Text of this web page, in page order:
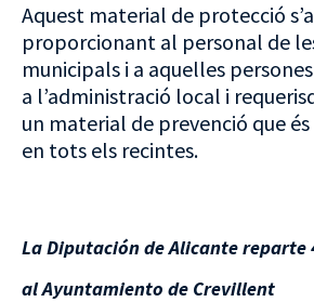
Aquest material de protecció
proporcionant al personal de
municipals i a aquelles
a l’administració local i
un material de prevenció que
en tots els recintes.
La Diputación de Alicante reparte
al Ayuntamiento de Crevillent